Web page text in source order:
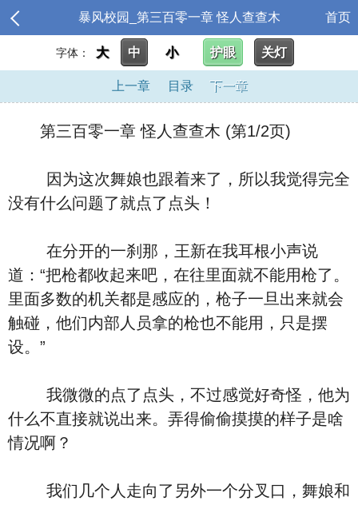
暴风校园_第三百零一章 怪人查查木 首页
字体： 大 中 小 护眼 关灯
上一章 目录 下一章
第三百零一章 怪人查查木 (第1/2页)
因为这次舞娘也跟着来了，所以我觉得完全
没有什么问题了就点了点头！
在分开的一刹那，王新在我耳根小声说
道：“把枪都收起来吧，在往里面就不能用枪了。
里面多数的机关都是感应的，枪子一旦出来就会
触碰，他们内部人员拿的枪也不能用，只是摆
设。”
我微微的点了点头，不过感觉好奇怪，他为
什么不直接就说出来。弄得偷偷摸摸的样子是啥
情况啊？
我们几个人走向了另外一个分叉口，舞娘和